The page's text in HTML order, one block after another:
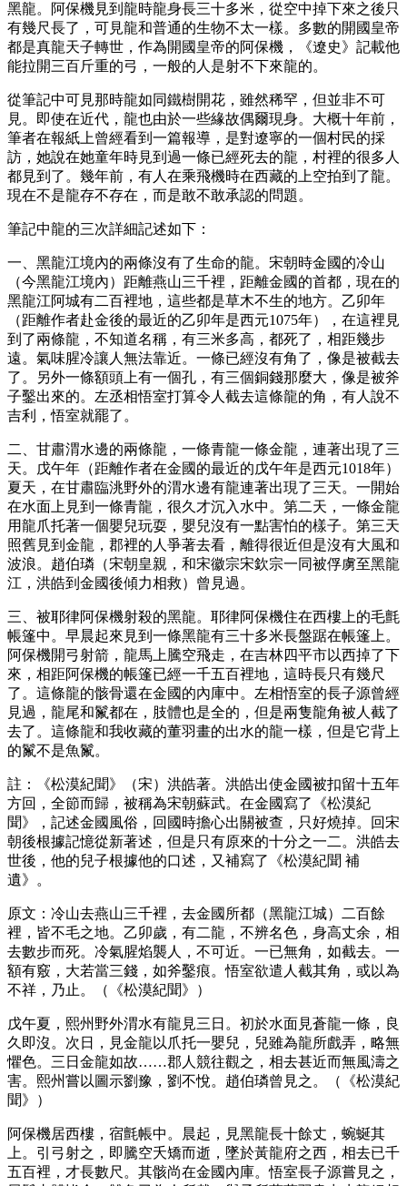
黑龍。阿保機見到龍時龍身長三十多米，從空中掉下來之後只
有幾尺長了，可見龍和普通的生物不太一樣。多數的開國皇帝
都是真龍天子轉世，作為開國皇帝的阿保機，《遼史》記載他
能拉開三百斤重的弓，一般的人是射不下來龍的。
從筆記中可見那時龍如同鐵樹開花，雖然稀罕，但並非不可
見。即使在近代，龍也由於一些緣故偶爾現身。大概十年前，
筆者在報紙上曾經看到一篇報導，是對遼寧的一個村民的採
訪，她說在她童年時見到過一條已經死去的龍，村裡的很多人
都見到了。幾年前，有人在乘飛機時在西藏的上空拍到了龍。
現在不是龍存不存在，而是敢不敢承認的問題。
筆記中龍的三次詳細記述如下：
一、黑龍江境內的兩條沒有了生命的龍。宋朝時金國的冷山
（今黑龍江境內）距離燕山三千裡，距離金國的首都，現在的
黑龍江阿城有二百裡地，這些都是草木不生的地方。乙卯年
（距離作者赴金後的最近的乙卯年是西元1075年），在這裡見
到了兩條龍，不知道名稱，有三米多高，都死了，相距幾步
遠。氣味腥冷讓人無法靠近。一條已經沒有角了，像是被截去
了。另外一條額頭上有一個孔，有三個銅錢那麼大，像是被斧
子鑿出來的。左丞相悟室打算令人截去這條龍的角，有人說不
吉利，悟室就罷了。
二、甘肅渭水邊的兩條龍，一條青龍一條金龍，連著出現了三
天。戊午年（距離作者在金國的最近的戊午年是西元1018年）
夏天，在甘肅臨洮野外的渭水邊有龍連著出現了三天。一開始
在水面上見到一條青龍，很久才沉入水中。第二天，一條金龍
用龍爪托著一個嬰兒玩耍，嬰兒沒有一點害怕的樣子。第三天
照舊見到金龍，郡裡的人爭著去看，離得很近但是沒有大風和
波浪。趙伯璘（宋朝皇親，和宋徽宗宋欽宗一同被俘虜至黑龍
江，洪皓到金國後傾力相救）曾見過。
三、被耶律阿保機射殺的黑龍。耶律阿保機住在西樓上的毛氈
帳篷中。早晨起來見到一條黑龍有三十多米長盤踞在帳篷上。
阿保機開弓射箭，龍馬上騰空飛走，在吉林四平市以西掉了下
來，相距阿保機的帳篷已經一千五百裡地，這時長只有幾尺
了。這條龍的骸骨還在金國的內庫中。左相悟室的長子源曾經
見過，龍尾和鬣都在，肢體也是全的，但是兩隻龍角被人截了
去了。這條龍和我收藏的董羽畫的出水的龍一樣，但是它背上
的鬣不是魚鬣。
註：《松漠紀聞》（宋）洪皓著。洪皓出使金國被扣留十五年
方回，全節而歸，被稱為宋朝蘇武。在金國寫了《松漠紀
聞》，記述金國風俗，回國時擔心出關被查，只好燒掉。回宋
朝後根據記憶從新著述，但是只有原來的十分之一二。洪皓去
世後，他的兒子根據他的口述，又補寫了《松漠紀聞 補
遺》。
原文：冷山去燕山三千裡，去金國所都（黑龍江城）二百餘
裡，皆不毛之地。乙卯歲，有二龍，不辨名色，身高丈余，相
去數步而死。冷氣腥焰襲人，不可近。一已無角，如截去。一
額有竅，大若當三錢，如斧鑿痕。悟室欲遣人截其角，或以為
不祥，乃止。（《松漠紀聞》）
戊午夏，熙州野外渭水有龍見三日。初於水面見蒼龍一條，良
久即沒。次日，見金龍以爪托一嬰兒，兒雖為龍所戲弄，略無
懼色。三日金龍如故……郡人競往觀之，相去甚近而無風濤之
害。熙州嘗以圖示劉豫，劉不悅。趙伯璘曾見之。（《松漠紀
聞》）
阿保機居西樓，宿氈帳中。晨起，見黑龍長十餘丈，蜿蜒其
上。引弓射之，即騰空夭矯而逝，墜於黃龍府之西，相去已千
五百裡，才長數尺。其骸尚在金國內庫。悟室長子源嘗見之，